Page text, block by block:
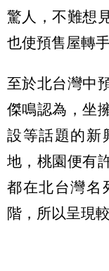
驚人，不難想
也使預售屋轉
至於北台灣中
傑鳴認為，坐
設等話題的新
地，桃園便有
都在北台灣名
階，所以呈現